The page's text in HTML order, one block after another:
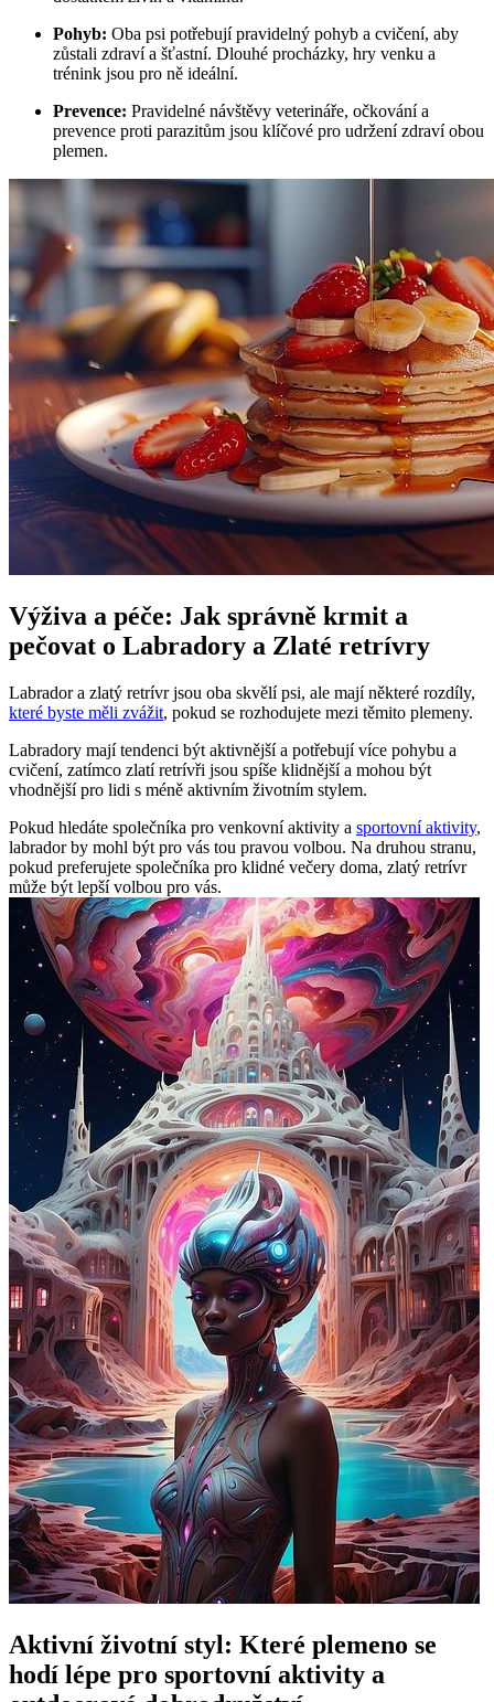
Pohyb: Oba​ psi potřebují pravidelný pohyb a cvičení, aby
zůstali zdraví a⁤ šťastní.‌ Dlouhé procházky, hry venku ⁣a
trénink jsou pro⁣ ně ‌ideální.
Prevence: Pravidelné návštěvy veterináře, očkování a
prevence​ proti parazitům jsou klíčové⁣ pro udržení zdraví ‌obou
plemen.
Výživa a péče: Jak správně krmit ​a
pečovat o Labradory a Zlaté retrívry
Labrador a zlatý retrívr ​jsou oba⁤ skvělí psi, ⁣ale ​mají některé ⁢rozdíly,⁢
které byste měli zvážit, pokud se‌ rozhodujete mezi těmito ​plemeny.
Labradory mají⁣ tendenci být aktivnější a‌ potřebují více pohybu a
cvičení, ​zatímco zlatí ⁢retrívři jsou spíše​ klidnější a mohou‍ být
vhodnější pro lidi s méně​ aktivním životním stylem.
Pokud hledáte společníka​ pro venkovní aktivity a sportovní aktivity,
⁢labrador⁢ by mohl být​ pro ⁢vás tou pravou ⁣volbou. Na druhou stranu,
pokud preferujete společníka pro klidné večery doma, zlatý retrívr
‌může ⁣být lepší volbou⁢ pro⁢ vás.
Aktivní ⁢životní styl: Které⁣ plemeno​ se
‍hodí lépe pro sportovní aktivity a